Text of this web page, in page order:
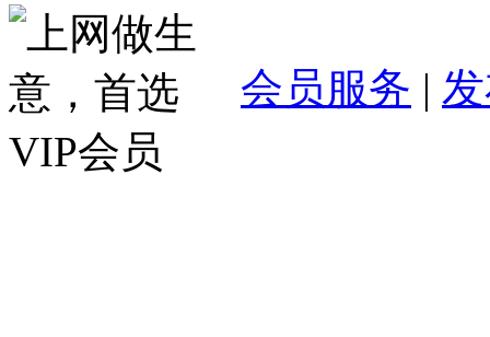
会员服务 |